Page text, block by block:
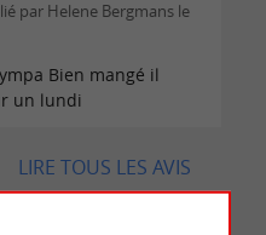
par Helene Bergmans le
Bien mangé il
un lundi
LIRE TOUS LES AVIS